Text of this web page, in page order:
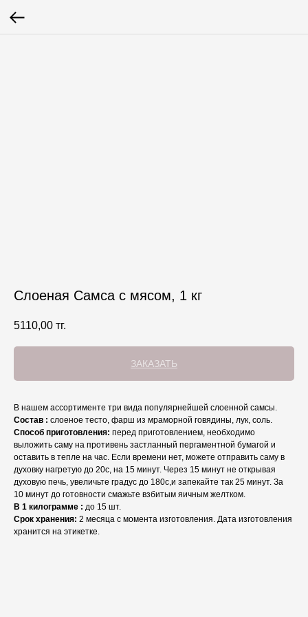
Слоеная Самса с мясом, 1 кг
5110,00 тг.
ЗАКАЗАТЬ
В нашем ассортименте три вида популярнейшей слоенной самсы.
Состав : слоеное тесто, фарш из мраморной говядины, лук, соль.
Способ приготовления: перед приготовлением, необходимо
выложить саму на противень застланный пергаментной бумагой и
оставить в тепле на час. Если времени нет, можете отправить саму в
духовку нагретую до 20с, на 15 минут. Через 15 минут не открывая
духовую печь, увеличьте градус до 180с,и запекайте так 25 минут. За
10 минут до готовности смажьте взбитым яичным желтком.
В 1 килограмме : до 15 шт.
Срок хранения: 2 месяца с момента изготовления. Дата изготовления
хранится на этикетке.